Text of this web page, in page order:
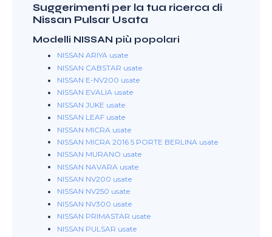
Suggerimenti per la tua ricerca di
Nissan Pulsar Usata
Modelli NISSAN più popolari
NISSAN ARIYA usate
NISSAN CABSTAR usate
NISSAN E-NV200 usate
NISSAN EVALIA usate
NISSAN JUKE usate
NISSAN LEAF usate
NISSAN MICRA usate
NISSAN MICRA 2016 5 PORTE BERLINA usate
NISSAN MURANO usate
NISSAN NAVARA usate
NISSAN NV200 usate
NISSAN NV250 usate
NISSAN NV300 usate
NISSAN PRIMASTAR usate
NISSAN PULSAR usate